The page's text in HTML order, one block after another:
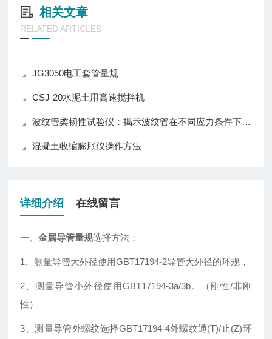
相关文章
RELATED ARTICLES
JG3050电工套管量规
CSJ-20水泥土用高速搅拌机
波纹管柔韧性试验仪：揭示波纹管在不同应力条件下的性能表现
混凝土收缩膨胀仪操作方法
详细介绍 在线留言
一、金属导管量规选择方法：
1、测量导管大外径使用GBT17194-2导管大外径的环规，
2、测量导管小外径使用GBT17194-3a/3b。（刚性/非刚
性）
3、测量导管外螺纹选择GBT17194-4外螺纹通(T)/止(Z)环